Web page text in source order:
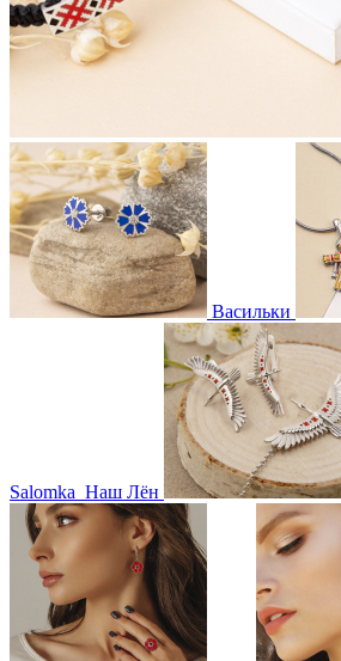
Васильки
Salomka Наш Лён